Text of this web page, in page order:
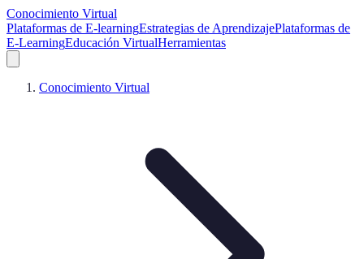
Conocimiento Virtual
Plataformas de E-learningEstrategias de AprendizajePlataformas de
E-LearningEducación VirtualHerramientas
Conocimiento Virtual